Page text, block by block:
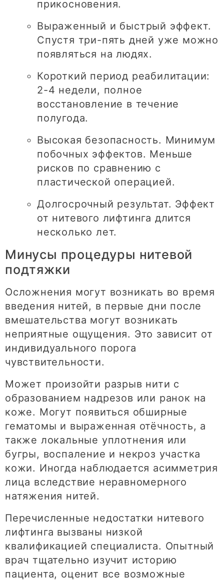
прикосновения.
Выраженный и быстрый эффект.
Спустя три-пять дней уже можно
появляться на людях.
Короткий период реабилитации:
2-4 недели, полное
восстановление в течение
полугода.
Высокая безопасность. Минимум
побочных эффектов. Меньше
рисков по сравнению с
пластической операцией.
Долгосрочный результат. Эффект
от нитевого лифтинга длится
несколько лет.
Минусы процедуры нитевой
подтяжки
Осложнения могут возникать во время
введения нитей, в первые дни после
вмешательства могут возникать
неприятные ощущения. Это зависит от
индивидуального порога
чувствительности.
Может произойти разрыв нити с
образованием надрезов или ранок на
коже. Могут появиться обширные
гематомы и выраженная отёчность, а
также локальные уплотнения или
бугры, воспаление и некроз участка
кожи. Иногда наблюдается асимметрия
лица вследствие неравномерного
натяжения нитей.
Перечисленные недостатки нитевого
лифтинга вызваны низкой
квалификацией специалиста. Опытный
врач тщательно изучит историю
пациента, оценит все возможные